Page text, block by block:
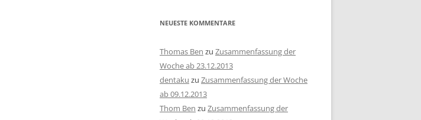
NEUESTE KOMMENTARE
Thomas Ben zu Zusammenfassung der
Woche ab 23.12.2013
dentaku zu Zusammenfassung der Woche
ab 09.12.2013
Thom Ben zu Zusammenfassung der